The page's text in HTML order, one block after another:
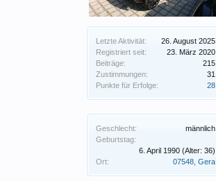
Letzte Aktivität:
26. August 2025
Registriert seit:
23. März 2020
Beiträge:
215
Zustimmungen:
31
Punkte für Erfolge:
28
Geschlecht:
männlich
Geburtstag:
6. April 1990 (Alter: 36)
Ort:
07548, Gera